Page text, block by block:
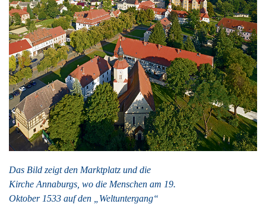
Das Bild zeigt den Marktplatz und die
Kirche Annaburgs, wo die Menschen am 19.
Oktober 1533 auf den „Weltuntergang“